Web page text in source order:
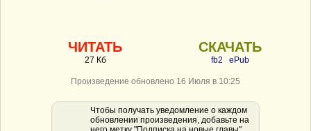
ЧИТАТЬ
27 Кб
СКАЧАТЬ
fb2 ePub
Произведение обновлено 16 Июля в 10:25
Чтобы получать уведомление о каждом
обновлении произведения, добавьте на